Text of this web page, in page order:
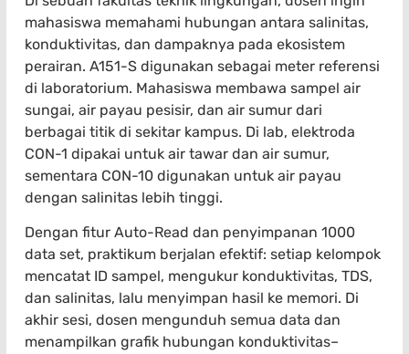
mahasiswa memahami hubungan antara salinitas,
konduktivitas, dan dampaknya pada ekosistem
perairan. A151-S digunakan sebagai meter referensi
di laboratorium. Mahasiswa membawa sampel air
sungai, air payau pesisir, dan air sumur dari
berbagai titik di sekitar kampus. Di lab, elektroda
CON-1 dipakai untuk air tawar dan air sumur,
sementara CON-10 digunakan untuk air payau
dengan salinitas lebih tinggi.
Dengan fitur Auto-Read dan penyimpanan 1000
data set, praktikum berjalan efektif: setiap kelompok
mencatat ID sampel, mengukur konduktivitas, TDS,
dan salinitas, lalu menyimpan hasil ke memori. Di
akhir sesi, dosen mengunduh semua data dan
menampilkan grafik hubungan konduktivitas–